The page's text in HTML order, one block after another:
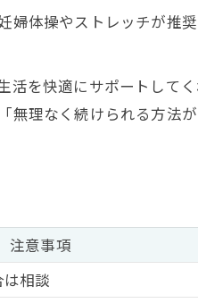
婦体操やストレッチが推
活を快適にサポートしてく
無理なく続けられる方法
注意事項
相談